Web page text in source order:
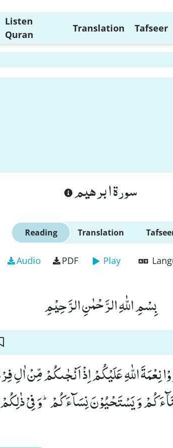
Listen
Quran
Translation Tafseer
سورة ابرهيم
Reading Translation
Audio PDF Play
بِسْمِ اللّٰهِ الرَّحْمٰنِ الرَّحِیْمِ
نِعْمَةَ اللّٰهِ عَلَیْكُمْ اِذْ اَنْجٰىكُمْ مِّنْ
وَ یَسْتَحْیُوْنَ نِسَآءَكُمْؕ-وَ فِیْ